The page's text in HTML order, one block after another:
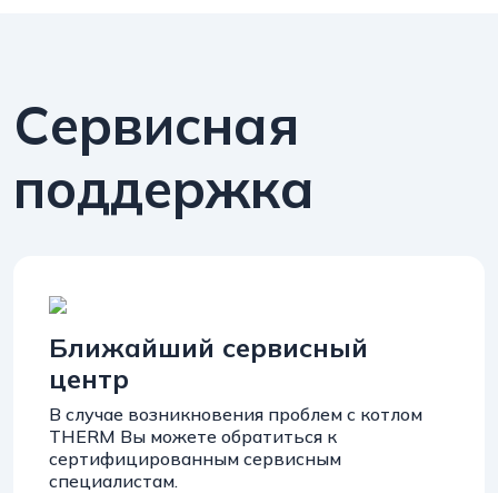
Сервисная
поддержка
Ближайший сервисный
центр
В случае возникновения проблем с котлом
THERM Вы можете обратиться к
сертифицированным сервисным
специалистам.